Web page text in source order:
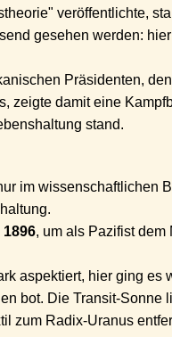
veröffentlichte,
gesehen werden:
Präsidenten,
zeigte damit eine
stand.
im wissenschaftlichen
, um als Pazifist dem
aspektiert, hier ging es
bot. Die Transit-Sonne
zum Radix-Uranus